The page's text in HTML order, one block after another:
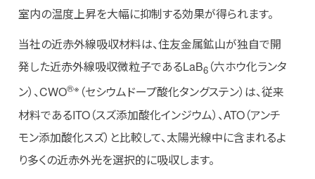
室内の温度上昇を大幅に抑制する効果が得られます。
当社の近赤外線吸収材料は、住友金属鉱山が独自で開
発した近赤外線吸収微粒子であるLaB6 （六ホウ化ランタ
ン）、CWO®︎※ （セシウムドープ酸化タングステン）は、従来
材料であるITO（スズ添加酸化インジウム）、ATO（アンチ
モン添加酸化スズ）と比較して、太陽光線中に含まれるよ
り多くの近赤外光を選択的に吸収します。